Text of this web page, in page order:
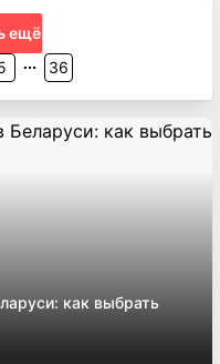
ещё
36
как выбрать